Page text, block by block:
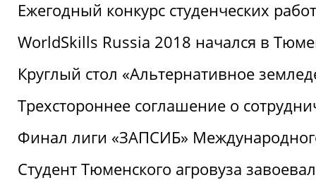
Ежегодный конкурс студенческих
WorldSkills Russia 2018 начался в
Круглый стол «Альтернативное
Трехстороннее соглашение о
Финал лиги «ЗАПСИБ»
Студент Тюменского агровуза